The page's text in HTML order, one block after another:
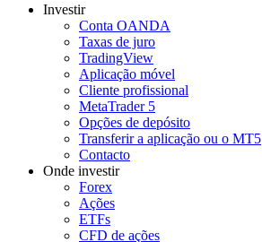
Investir
Conta OANDA
Taxas de juro
TradingView
Aplicação móvel
Cliente profissional
MetaTrader 5
Opções de depósito
Transferir a aplicação ou o MT5
Contacto
Onde investir
Forex
Ações
ETFs
CFD de ações